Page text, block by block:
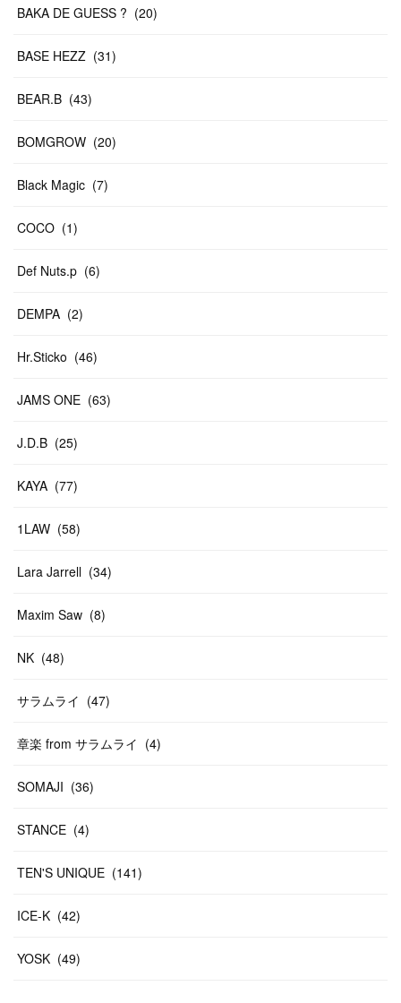
BAKA DE GUESS ? (20)
BASE HEZZ (31)
BEAR.B (43)
BOMGROW (20)
Black Magic (7)
COCO (1)
Def Nuts.p (6)
DEMPA (2)
Hr.Sticko (46)
JAMS ONE (63)
J.D.B (25)
KAYA (77)
1LAW (58)
Lara Jarrell (34)
Maxim Saw (8)
NK (48)
サラムライ (47)
章楽 from サラムライ (4)
SOMAJI (36)
STANCE (4)
TEN'S UNIQUE (141)
ICE-K (42)
YOSK (49)